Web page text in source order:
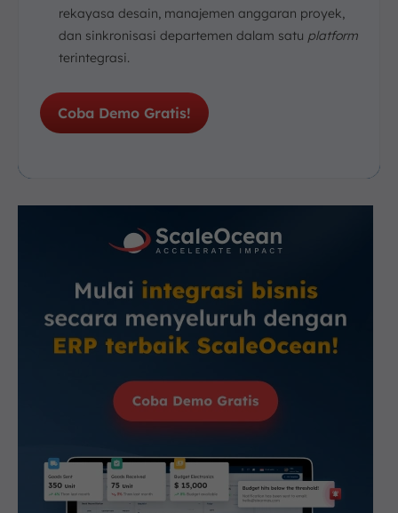
rekayasa desain, manajemen anggaran proyek,
dan sinkronisasi departemen dalam satu platform
terintegrasi.
Coba Demo Gratis!